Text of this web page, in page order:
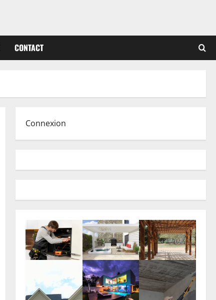
CONTACT
Connexion